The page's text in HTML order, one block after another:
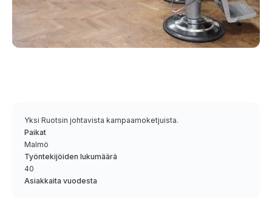
Yksi Ruotsin johtavista kampaamoketjuista.
Paikat
Malmö
Työntekijöiden lukumäärä
40
Asiakkaita vuodesta